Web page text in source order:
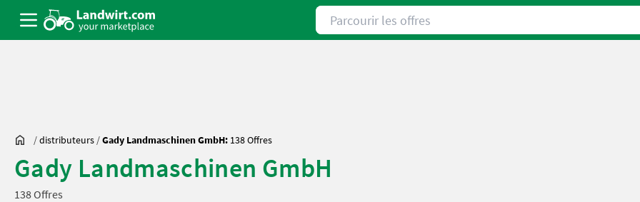
Parcourir les offres
/distributeurs /Gady Landmaschinen GmbH: 138 Offres
Gady Landmaschinen GmbH
138 Offres